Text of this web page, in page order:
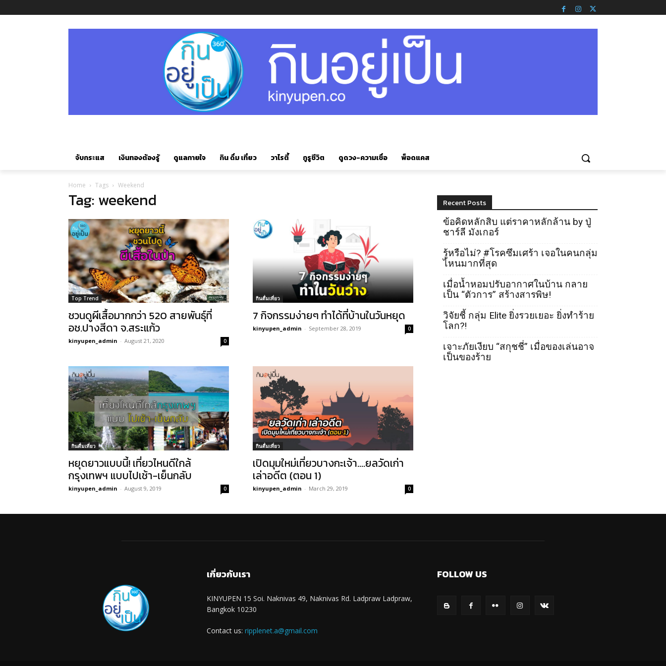
จับกระแส เงินทองต้องรู้ ดูแลกายใจ กิน ดื่ม เที่ยว วาไรตี้ กูรูชีวิต ดูดวง-ความเชื่อ พ็อดแคส
Home Tags Weekend
Tag: weekend
Top Trend
ชวนดูผีเสื้อมากกว่า 520 สายพันธุ์ที่
อช.ปางสีดา จ.สระแก้ว
kinyupen_admin - August 21, 2020 0
กินดื่มเที่ยว
7 กิจกรรมง่ายๆ ทำได้ที่บ้านในวันหยุด
kinyupen_admin - September 28, 2019 0
กินดื่มเที่ยว
หยุดยาวแบบนี้! เที่ยวไหนดีใกล้
กรุงเทพฯ แบบไปเช้า-เย็นกลับ
kinyupen_admin - August 9, 2019 0
กินดื่มเที่ยว
เปิดมุมใหม่เที่ยวบางกะเจ้า….ยลวัดเก่า
เล่าอดีต (ตอน 1)
kinyupen_admin - March 29, 2019 0
Recent Posts
ข้อคิดหลักสิบ แต่ราคาหลักล้าน by ปู่
ชาร์ลี มังเกอร์
รู้หรือไม่? #โรคซึมเศร้า เจอในคนกลุ่ม
ไหนมากที่สุด
เมื่อน้ำหอมปรับอากาศในบ้าน กลาย
เป็น “ตัวการ” สร้างสารพิษ!
วิจัยชี้ กลุ่ม Elite ยิ่งรวยเยอะ ยิ่งทำร้าย
โลก?!
เจาะภัยเงียบ “สกุชชี่” เมื่อของเล่นอาจ
เป็นของร้าย
เกี่ยวกับเรา
KINYUPEN 15 Soi. Naknivas 49, Naknivas Rd. Ladpraw Ladpraw,
Bangkok 10230
Contact us: ripplenet.a@gmail.com
FOLLOW US